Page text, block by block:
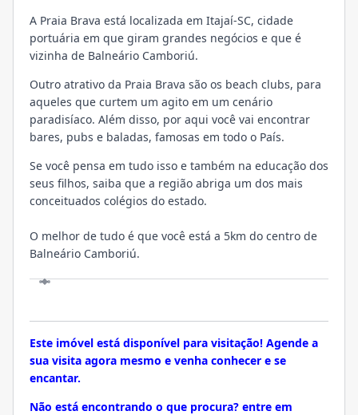
A Praia Brava está localizada em Itajaí-SC, cidade
portuária em que giram grandes negócios e que é
vizinha de Balneário Camboriú.
Outro atrativo da Praia Brava são os beach clubs, para
aqueles que curtem um agito em um cenário
paradisíaco. Além disso, por aqui você vai encontrar
bares, pubs e baladas, famosas em todo o País.
Se você pensa em tudo isso e também na educação dos
seus filhos, saiba que a região abriga um dos mais
conceituados colégios do estado.
O melhor de tudo é que você está a 5km do centro de
Balneário Camboriú.
Este imóvel está disponível para visitação! Agende a
sua visita agora mesmo e venha conhecer e se
encantar.
Não está encontrando o que procura? entre em